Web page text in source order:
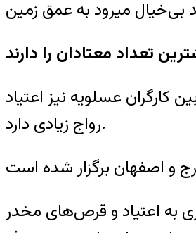
تعداد معتادان را دارند
عسلویه نیز اعتیاد
رواج زیادی دارد.
به اعتیاد و قرص‌های مخدر